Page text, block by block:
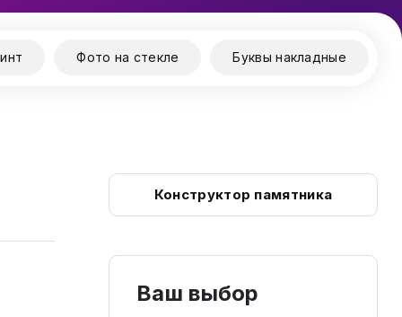
Фото на стекле Буквы накладные
Конструктор памятника
Ваш выбор